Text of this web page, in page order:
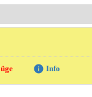
info Info